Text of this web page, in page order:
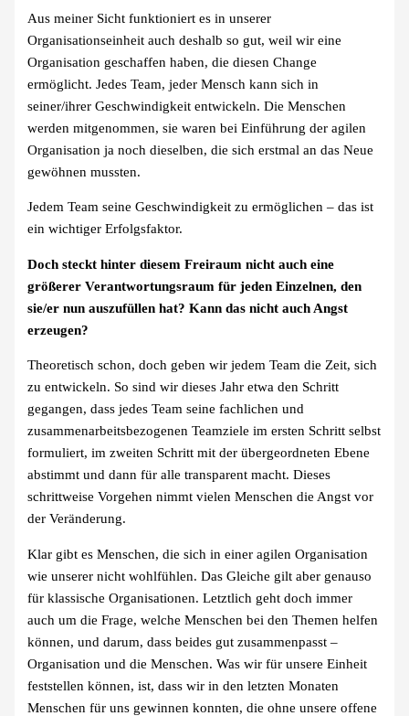
Aus meiner Sicht funktioniert es in unserer
Organisationseinheit auch deshalb so gut, weil wir eine
Organisation geschaffen haben, die diesen Change
ermöglicht. Jedes Team, jeder Mensch kann sich in
seiner/ihrer Geschwindigkeit entwickeln. Die Menschen
werden mitgenommen, sie waren bei Einführung der agilen
Organisation ja noch dieselben, die sich erstmal an das Neue
gewöhnen mussten.
Jedem Team seine Geschwindigkeit zu ermöglichen – das ist
ein wichtiger Erfolgsfaktor.
Doch steckt hinter diesem Freiraum nicht auch eine
größerer Verantwortungsraum für jeden Einzelnen, den
sie/er nun auszufüllen hat? Kann das nicht auch Angst
erzeugen?
Theoretisch schon, doch geben wir jedem Team die Zeit, sich
zu entwickeln. So sind wir dieses Jahr etwa den Schritt
gegangen, dass jedes Team seine fachlichen und
zusammenarbeitsbezogenen Teamziele im ersten Schritt selbst
formuliert, im zweiten Schritt mit der übergeordneten Ebene
abstimmt und dann für alle transparent macht. Dieses
schrittweise Vorgehen nimmt vielen Menschen die Angst vor
der Veränderung.
Klar gibt es Menschen, die sich in einer agilen Organisation
wie unserer nicht wohlfühlen. Das Gleiche gilt aber genauso
für klassische Organisationen. Letztlich geht doch immer
auch um die Frage, welche Menschen bei den Themen helfen
können, und darum, dass beides gut zusammenpasst –
Organisation und die Menschen. Was wir für unsere Einheit
feststellen können, ist, dass wir in den letzten Monaten
Menschen für uns gewinnen konnten, die ohne unsere offene